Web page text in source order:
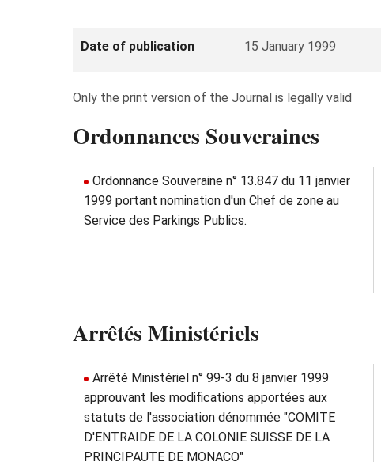
Date of publication 15 January 1999
Only the print version of the Journal is legally valid
Ordonnances Souveraines
Ordonnance Souveraine n° 13.847 du 11 janvier
1999 portant nomination d'un Chef de zone au
Service des Parkings Publics.
Arrêtés Ministériels
Arrêté Ministériel n° 99-3 du 8 janvier 1999
approuvant les modifications apportées aux
statuts de l'association dénommée "COMITE
D'ENTRAIDE DE LA COLONIE SUISSE DE LA
PRINCIPAUTE DE MONACO"